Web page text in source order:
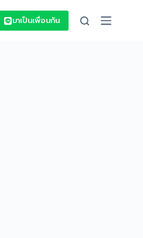
มาเป็นเพื่อนกัน